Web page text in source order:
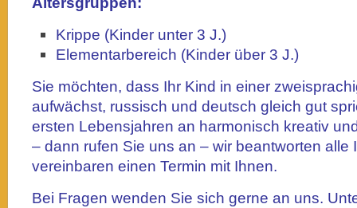
Krippe (Kinder unter 3 J.)
Elementarbereich (Kinder über 3 J.)
Sie möchten, dass Ihr Kind in einer
aufwächst, russisch und deutsch gleich gut
ersten Lebensjahren an harmonisch kreativ
– dann rufen Sie uns an – wir beantworten alle
vereinbaren einen Termin mit Ihnen.
Bei Fragen wenden Sie sich gerne an uns.